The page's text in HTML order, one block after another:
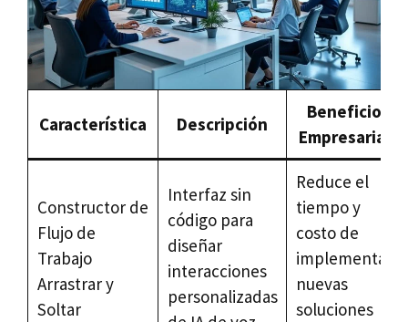
Característica Descripción
Beneficio
Empresarial
Constructor de
Flujo de
Trabajo
Arrastrar y
Soltar
Interfaz sin
código para
diseñar
interacciones
personalizadas
Reduce el
tiempo y
costo de
implementar
nuevas
soluciones